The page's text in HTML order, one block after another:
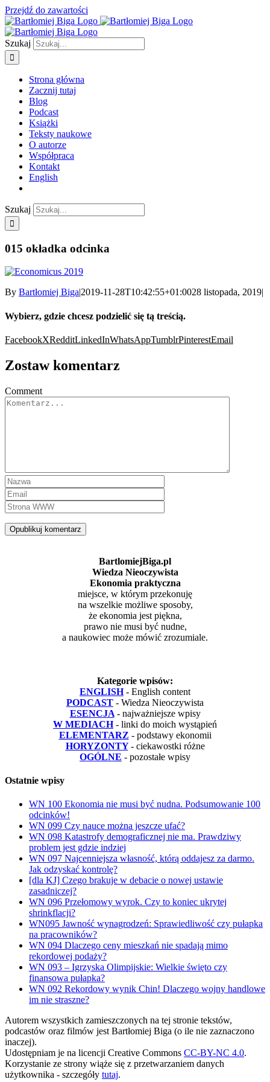
Przejdź do zawartości
Szukaj
Strona główna
Zacznij tutaj
Blog
Podcast
Książki
Teksty naukowe
O autorze
Współpraca
Kontakt
English
Szukaj
015 okładka odcinka
By Bartłomiej Biga|2019-11-28T10:42:55+01:0028 listopada, 2019|
Wybierz, gdzie chcesz podzielić się tą treścią.
FacebookXRedditLinkedInWhatsAppTumblrPinterestEmail
Zostaw komentarz
Comment
BartlomiejBiga.pl
Wiedza Nieoczywista
Ekonomia praktyczna
miejsce, w którym przekonuję
na wszelkie możliwe sposoby,
że ekonomia jest piękna,
prawo nie musi być nudne,
a naukowiec może mówić zrozumiale.
Kategorie wpisów:
ENGLISH - English content
PODCAST - Wiedza Nieoczywista
ESENCJA - najważniejsze wpisy
W MEDIACH - linki do moich wystąpień
ELEMENTARZ - podstawy ekonomii
HORYZONTY - ciekawostki różne
OGÓLNE - pozostałe wpisy
Ostatnie wpisy
WN 100 Ekonomia nie musi być nudna. Podsumowanie 100
odcinków!
WN 099 Czy nauce można jeszcze ufać?
WN 098 Katastrofy demograficznej nie ma. Prawdziwy
problem jest gdzie indziej
WN 097 Najcenniejsza własność, którą oddajesz za darmo.
Jak odzyskać kontrolę?
[dla KJ] Czego brakuje w debacie o nowej ustawie
zasadniczej?
WN 096 Przełomowy wyrok. Czy to koniec ukrytej
shrinkflacji?
WN095 Jawność wynagrodzeń: Sprawiedliwość czy pułapka
na pracowników?
WN 094 Dlaczego ceny mieszkań nie spadają mimo
rekordowej podaży?
WN 093 – Igrzyska Olimpijskie: Wielkie święto czy
finansowa pułapka?
WN 092 Rekordowy wynik Chin! Dlaczego wojny handlowe
im nie straszne?
Autorem wszystkich zamieszczonych na tej stronie tekstów,
podcastów oraz filmów jest Bartłomiej Biga (o ile nie zaznaczono
inaczej).
Udostępniam je na licencji Creative Commons CC-BY-NC 4.0.
Korzystanie ze strony wiąże się z przetwarzaniem danych
użytkownika - szczegóły tutaj.